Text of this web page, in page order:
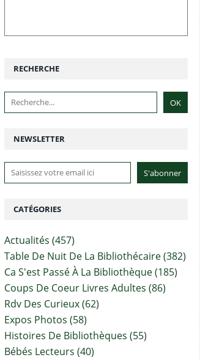
NEWSLETTER
RECHERCHE
CATÉGORIES
Actualités (457)
Table De Nuit De La Bibliothécaire(382)
Ca S'est Passé À La Bibliothèque(185)
Coups De Coeur Livres Adultes (86)
Rdv Des Curieux(62)
Expos Photos (58)
Histoires De Bibliothèques (55)
Bébés Lecteurs (40)